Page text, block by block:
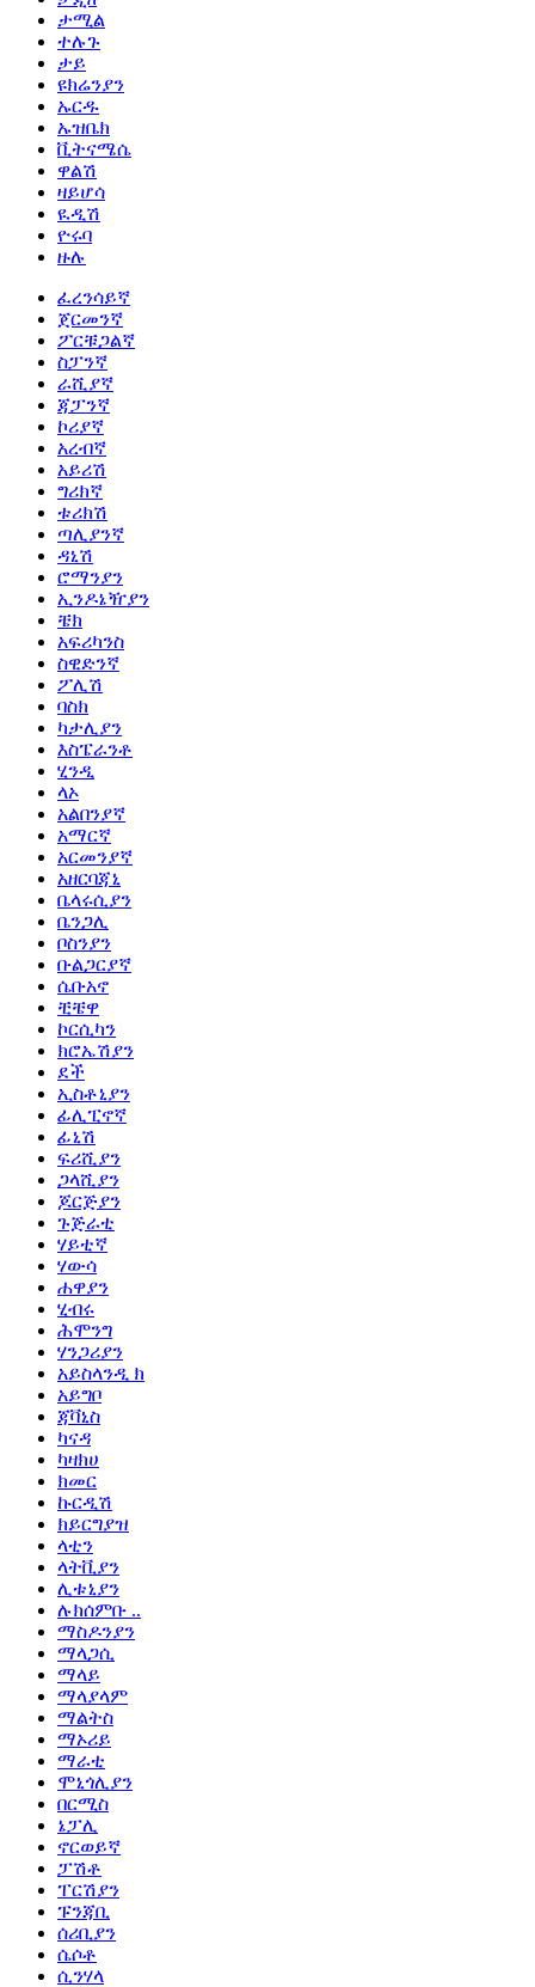
ታሚል
ተሉጉ
ታይ
ዩክሬንያን
ኡርዱ
ኡዝቤክ
ቪትናሜሴ
ዋልሽ
ዛይሆሳ
ዪዲሽ
ዮሩባ
ዙሉ
ፈረንሳይኛ
ጀርመንኛ
ፖርቹጋልኛ
ስፓንኛ
ራሺያኛ
ጃፓንኛ
ኮሪያኛ
አረብኛ
አይሪሽ
ግሪክኛ
ቱሪክሽ
ጣሊያንኛ
ዳኒሽ
ሮማንያን
ኢንዶኔዥያን
ቼክ
አፍሪካንስ
ስዊድንኛ
ፖሊሽ
ባስክ
ካታሊያን
እስፔራንቶ
ሂንዲ
ላኦ
አልበንያኛ
አማርኛ
አርመንያኛ
አዘርባጃኒ
ቤላሩሲያን
ቤንጋሊ
ቦስንያን
ቡልጋርያኛ
ሴቡአኖ
ቺቼዋ
ኮርሲካን
ክሮኤሽያን
ደች
ኢስቶኒያን
ፊሊፒኖኛ
ፊኒሽ
ፍሪሺያን
ጋላሺያን
ጆርጅያን
ጉጅራቲ
ሃይቲኛ
ሃውሳ
ሐዋያን
ሂብሩ
ሕሞንግ
ሃንጋሪያን
አይስላንዲ ክ
አይግቦ
ጃቫኒስ
ካናዳ
ካዛክሀ
ክመር
ኩርዲሽ
ክይርግያዝ
ላቲን
ላትቪያን
ሊቱኒያን
ሉክሰምቡ ..
ማስዶንያን
ማላጋሲ
ማላይ
ማላያላም
ማልትስ
ማኦሪይ
ማራቲ
ሞኒጎሊያን
በርሚስ
ኔፓሊ
ኖርወይኛ
ፓሽቶ
ፐርሽያን
ፑንጃቢ
ሰሪቢያን
ሴሶቶ
ሲንሃላ